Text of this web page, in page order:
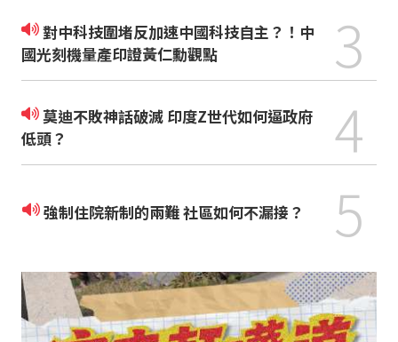
對中科技圍堵反加速中國科技自主？！中
國光刻機量產印證黃仁勳觀點
3
莫迪不敗神話破滅 印度Z世代如何逼政府
低頭？
4
強制住院新制的兩難 社區如何不漏接？ 5